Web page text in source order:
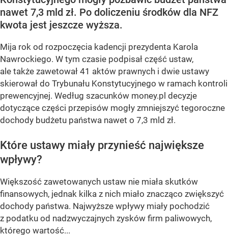
nawet 7,3 mld zł. Po doliczeniu środków dla NFZ
kwota jest jeszcze wyższa.
Mija rok od rozpoczęcia kadencji prezydenta Karola
Nawrockiego. W tym czasie podpisał część ustaw,
ale także zawetował 41 aktów prawnych i dwie ustawy
skierował do Trybunału Konstytucyjnego w ramach kontroli
prewencyjnej. Według szacunków money.pl decyzje
dotyczące części przepisów mogły zmniejszyć tegoroczne
dochody budżetu państwa nawet o 7,3 mld zł.
Które ustawy miały przynieść największe
wpływy?
Większość zawetowanych ustaw nie miała skutków
finansowych, jednak kilka z nich miało znacząco zwiększyć
dochody państwa. Najwyższe wpływy miały pochodzić
z podatku od nadzwyczajnych zysków firm paliwowych,
którego wartość...